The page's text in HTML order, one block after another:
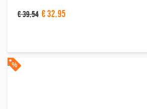
€39,54 €32,95
%